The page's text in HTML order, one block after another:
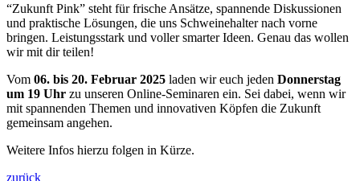
“Zukunft Pink” steht für frische Ansätze, spannende Diskussionen
und praktische Lösungen, die uns Schweinehalter nach vorne
bringen. Leistungsstark und voller smarter Ideen. Genau das wollen
wir mit dir teilen!
Vom 06. bis 20. Februar 2025 laden wir euch jeden Donnerstag
um 19 Uhr zu unseren Online-Seminaren ein. Sei dabei, wenn wir
mit spannenden Themen und innovativen Köpfen die Zukunft
gemeinsam angehen.
Weitere Infos hierzu folgen in Kürze.
zurück